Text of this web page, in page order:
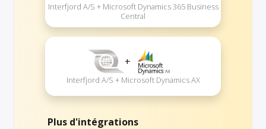
Interfjord A/S + Microsoft Dynamics 365 Business
Central
+
Interfjord A/S + Microsoft Dynamics AX
Plus d'intégrations